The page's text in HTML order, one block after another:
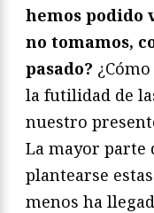
hemos podido
no tomamos,
pasado?
la futilidad de
nuestro
La mayor parte
plantearse
menos ha